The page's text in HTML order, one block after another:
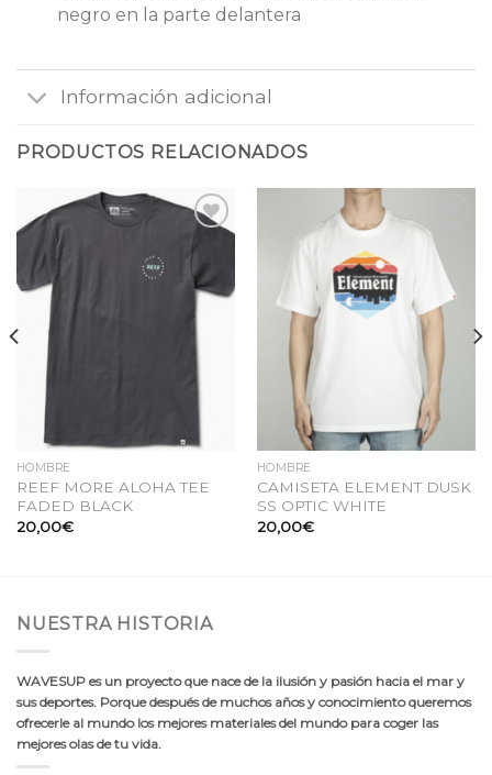
negro en la parte delantera
Información adicional
PRODUCTOS RELACIONADOS
Añadir
lista
de
HOMBRE
REEF MORE ALOHA TEE
FADED BLACK
20,00€
Añadir
a la
lista
de
deseos
HOMBRE
CAMISETA ELEMENT DUSK
SS OPTIC WHITE
20,00€
NUESTRA HISTORIA
WAVESUP es un proyecto que nace de la ilusión y pasión hacia el mar y
sus deportes. Porque después de muchos años y conocimiento queremos
ofrecerle al mundo los mejores materiales del mundo para coger las
mejores olas de tu vida.